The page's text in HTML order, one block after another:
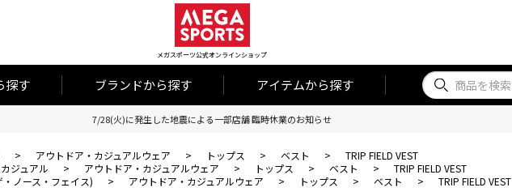
メガスポーツ公式オンラインショップ
探す ブランドから探す アイテムから探す
7/28(火)に発生した地震による一部店舗 臨時休業のお知らせ
> アウトドア・カジュアルウェア > トップス > ベスト >
TRIP FIELD VEST
ジュアル > アウトドア・カジュアルウェア > トップス > ベスト >
TRIP FIELD VEST
・ノース・フェイス) > アウトドア・カジュアルウェア > トップス > ベスト > TRIP FIELD VEST